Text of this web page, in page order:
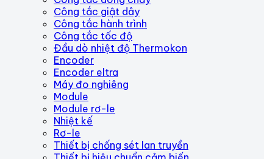
Công tắc giật dây
Công tắc hành trình
Công tắc tốc độ
Đầu dò nhiệt độ Thermokon
Encoder
Encoder eltra
Máy đo nghiêng
Module
Module rơ-le
Nhiệt kế
Rơ-le
Thiết bị chống sét lan truyền